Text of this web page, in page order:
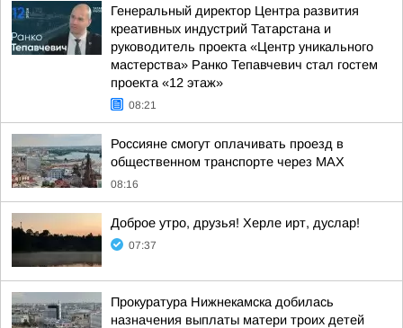
Генеральный директор Центра развития
креативных индустрий Татарстана и
руководитель проекта «Центр уникального
мастерства» Ранко Тепавчевич стал гостем
проекта «12 этаж»
08:21
Россияне смогут оплачивать проезд в
общественном транспорте через MAX
08:16
Доброе утро, друзья! Херле ирт, дуслар!
07:37
Прокуратура Нижнекамска добилась
назначения выплаты матери троих детей